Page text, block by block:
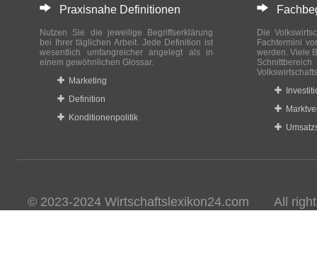
Praxisnahe Definitionen
Nutzen Sie die jeweilige Begriffserklärung
bei Ihrer täglichen Arbeit. Jede Definition ist
wesentlich umfangreicher angelegt als in
einem gewöhnlichen Glossar.
Marketing
Definition
Konditionenpolitik
Die
Fachtermini
werden. Viele
© 2023-2024 Wirtschaftslexikon24.com All